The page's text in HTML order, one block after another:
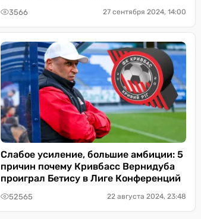
3566 27 сентября 2024, 14:00
Слабое усиление, большие амбиции: 5
причин почему Кривбасс Вернидуба
проиграл Бетису в Лиге Конференций
52565 22 августа 2024, 23:48